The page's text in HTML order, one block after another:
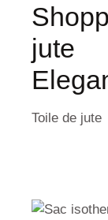
jute
Toile de jute